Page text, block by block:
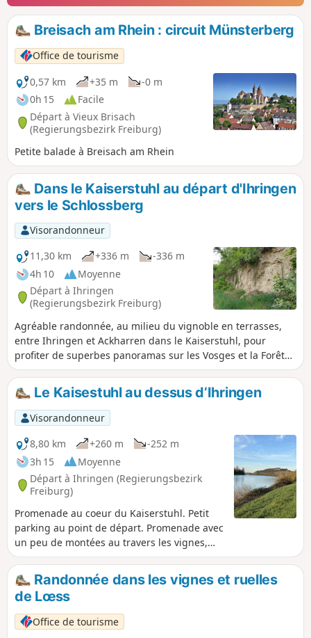
Breisach am Rhein : circuit Münsterberg
Office de tourisme
0,57 km
+35 m
-0 m
0h 15
Facile
Départ à Vieux Brisach
(Regierungsbezirk Freiburg)
Petite balade à Breisach am Rhein
Dans le Kaiserstuhl au départ d'Ihringen
vers le Schlossberg
Visorandonneur
11,30 km
+336 m
-336 m
4h 10
Moyenne
Départ à Ihringen
(Regierungsbezirk Freiburg)
Agréable randonnée, au milieu du vignoble en terrasses,
entre Ihringen et Ackharren dans le Kaiserstuhl, pour
profiter de superbes panoramas sur les Vosges et la Forêt
Noire.
Le Kaisestuhl au dessus d’Ihringen
Visorandonneur
8,80 km
+260 m
-252 m
3h 15
Moyenne
Départ à Ihringen (Regierungsbezirk
Freiburg)
Promenade au coeur du Kaiserstuhl. Petit
parking au point de départ. Promenade avec
un peu de montées au travers les vignes,
puis après le passage d’un col, on suit la
crête en longeant une petite forêt avant de
la traverser pour tomber sur une
exploitation viticole et son remarquable
jardin meditéranéen. Dégustation possible.
On rejoint le parking en passant sous les
Randonnée dans les vignes et ruelles
de Lœss
Office de tourisme